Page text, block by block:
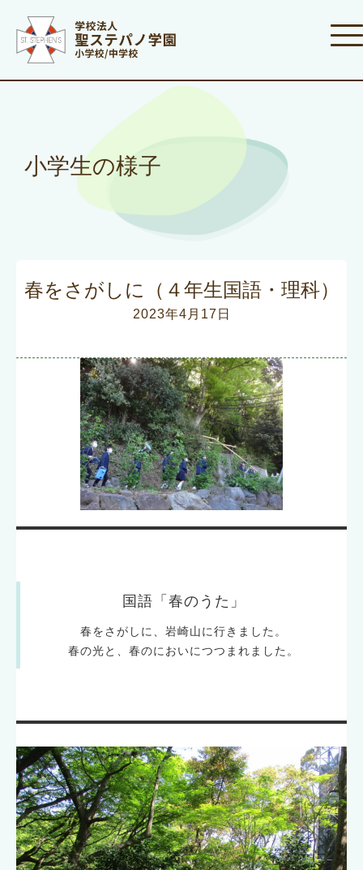
小学生の様子
春をさがしに（４年生国語・理科）
2023年4月17日
国語「春のうた」
春をさがしに、岩崎山に行きました。
春の光と、春のにおいにつつまれました。